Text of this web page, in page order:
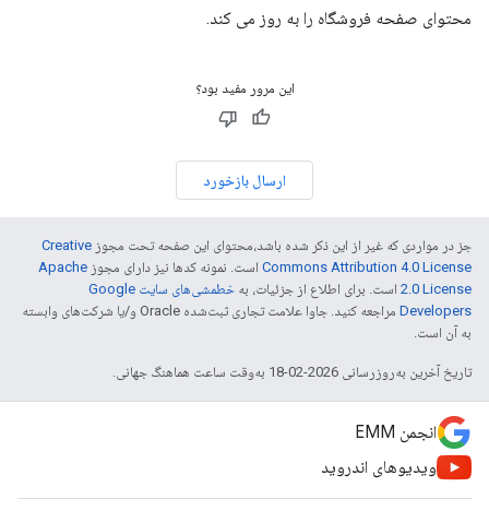
محتوای صفحه فروشگاه را به روز می کند.
این مرور مفید بود؟
ارسال بازخورد
جز در مواردی که غیر از این ذکر شده باشد،‌محتوای این صفحه تحت مجوز Creative
Commons Attribution 4.0 License است. نمونه کدها نیز دارای مجوز Apache
2.0 License است. برای اطلاع از جزئیات، به
خطمشی‌های سایت Google
Developers‏
مراجعه کنید. جاوا علامت تجاری ثبت‌شده Oracle و/یا شرکت‌های وابسته
به آن است.
تاریخ آخرین به‌روزرسانی 2026-02-18 به‌وقت ساعت هماهنگ جهانی.
انجمن EMM
ویدیوهای اندروید